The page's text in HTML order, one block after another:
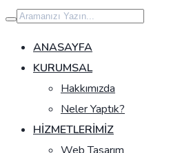
İçeriğe
geç
ANASAYFA
KURUMSAL
Hakkımızda
Neler Yaptık?
HIZMETLERIMIZ